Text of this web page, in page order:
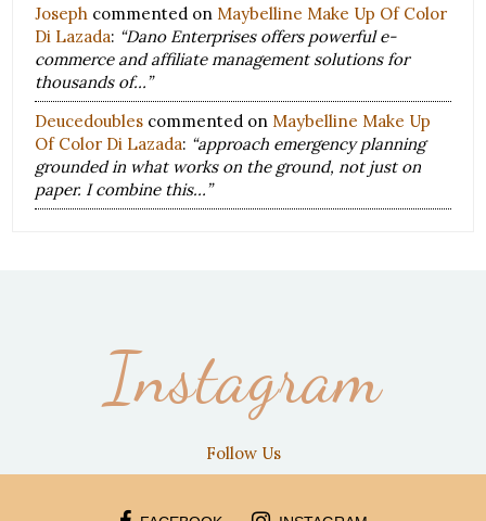
Joseph commented on Maybelline Make Up Of Color
Di Lazada: “Dano Enterprises offers powerful e-
commerce and affiliate management solutions for
thousands of…”
Deucedoubles commented on Maybelline Make Up
Of Color Di Lazada: “approach emergency planning
grounded in what works on the ground, not just on
paper. I combine this…”
Instagram
Follow Us